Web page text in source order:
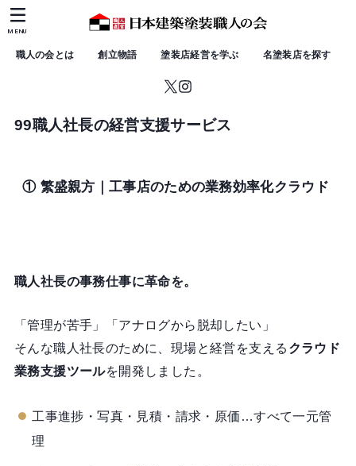
職人の会とは 創立物語 塗装店経営を学ぶ 名塗装店を探す
MENU
99職人社長の経営支援サービス
① 繁盛親方｜工事店のための業務効率化クラウド
職人社長の事務仕事に革命を。
「管理が苦手」「アナログから脱却したい」
そんな職人社長のために、現場と経営を支える クラウド
業務支援ツールを開発しました。
工事進捗・写真・見積・請求・原価…すべて一元管
理